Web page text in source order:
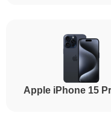
Apple iPhone 15